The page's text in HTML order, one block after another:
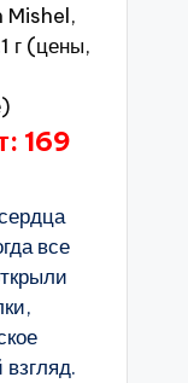
Mishel,
г (цены,
169
все